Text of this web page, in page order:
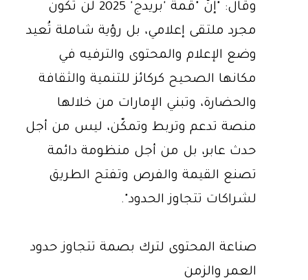
وقال: "إنّ "قمة 'بريدج' 2025 لن تكون
مجرد ملتقى إعلامي، بل رؤية شاملة تُعيد
وضع الإعلام والمحتوى والترفيه في
مكانها الصحيح كركائز للتنمية والثقافة
والحضارة، وتبني الإمارات من خلالها
منصة تدعم وتربط وتمكّن، ليس من أجل
حدث عابر، بل من أجل منظومة دائمة
تصنع القيمة والفرص وتفتح الطريق
لشراكات تتجاوز الحدود".
صناعة المحتوى لترك بصمة تتجاوز حدود
العمر والزمن